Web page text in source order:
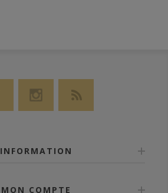
INFORMATION
MON COMPTE